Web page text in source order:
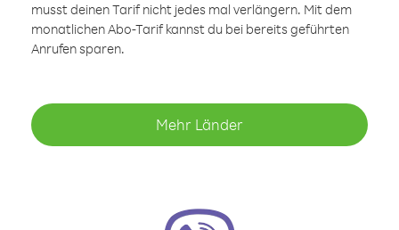
musst deinen Tarif nicht jedes mal verlängern. Mit dem
monatlichen Abo-Tarif kannst du bei bereits geführten
Anrufen sparen.
Mehr Länder